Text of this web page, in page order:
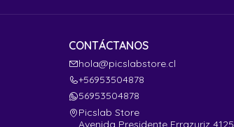
CONTÁCTANOS
hola@picslabstore.cl
+56953504878
56953504878
Picslab Store
Avenida Presidente Errazuriz 4125